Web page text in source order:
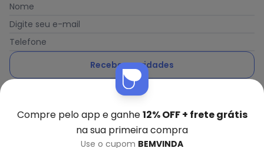
Nome
Digite seu e-mail
Telefone
Receber novidades
Ao enviar o cadastro, você concorda com a nossa
Compre pelo app e ganhe12% OFF + frete grátis
na sua primeira compra
Use o cupom BEMVINDA